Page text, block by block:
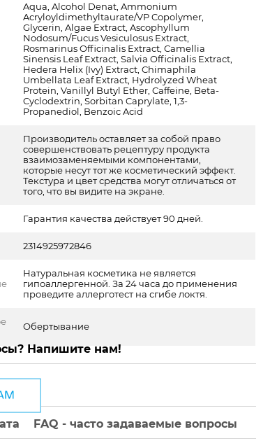
Aqua, Alcohol Denat, Ammonium
Acryloyldimethyltaurate/VP Copolymer,
Glycerin, Algae Extract, Ascophyllum
Nodosum/Fucus Vesiculosus Extract,
Rosmarinus Officinalis Extract, Camellia
Sinensis Leaf Extract, Salvia Officinalis Extract,
Hedera Helix (Ivy) Extract, Chimaphila
Umbellata Leaf Extract, Hydrolyzed Wheat
Protein, Vanillyl Butyl Ether, Caffeine, Beta-
Cyclodextrin, Sorbitan Caprylate, 1,3-
Propanediol, Benzoic Acid
Производитель оставляет за собой право
совершенствовать рецептуру продукта
взаимозаменяемыми компонентами,
которые несут тот же косметический эффект.
Текстура и цвет средства могут отличаться от
того, что вы видите на экране.
Гарантия качества действует 90 дней.
2314925972846
Натуральная косметика не является
гипоаллергенной. За 24 часа до применения
проведите аллерготест на сгибе локтя.
Обертывание
Напишите нам!
FAQ - часто задаваемые вопросы